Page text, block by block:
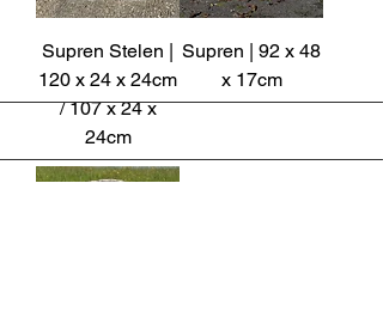
Supren Stelen |
120 x 24 x 24cm
/ 107 x 24 x
24cm
Supren | 92 x 48
x 17cm